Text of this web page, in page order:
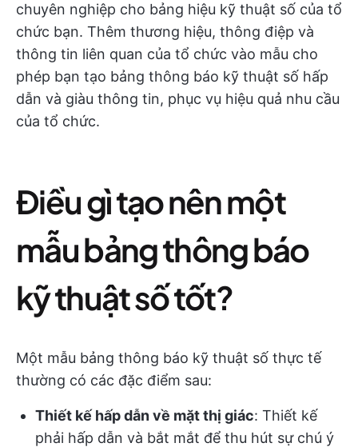
chuyên nghiệp cho bảng hiệu kỹ thuật số của tổ
chức bạn. Thêm thương hiệu, thông điệp và
thông tin liên quan của tổ chức vào mẫu cho
phép bạn tạo bảng thông báo kỹ thuật số hấp
dẫn và giàu thông tin, phục vụ hiệu quả nhu cầu
của tổ chức.
Điều gì tạo nên một
mẫu bảng thông báo
kỹ thuật số tốt?
Một mẫu bảng thông báo kỹ thuật số thực tế
thường có các đặc điểm sau:
Thiết kế hấp dẫn về mặt thị giác: Thiết kế
phải hấp dẫn và bắt mắt để thu hút sự chú ý